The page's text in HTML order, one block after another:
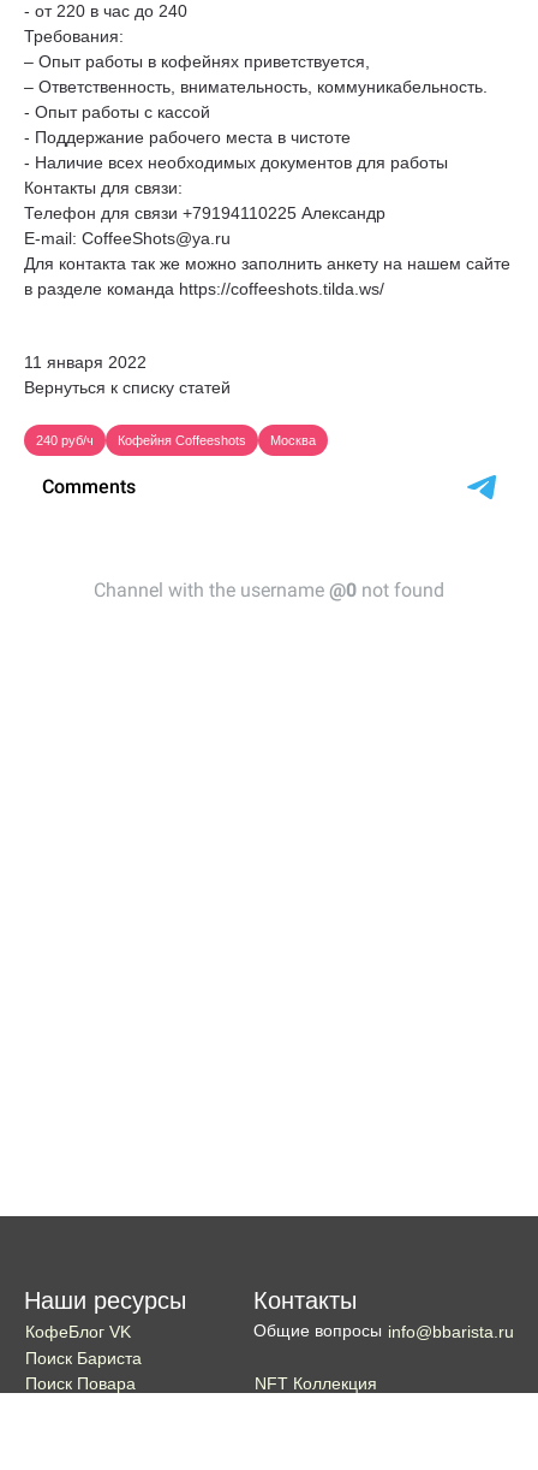
- от 220 в час до 240
Требования:
– Опыт работы в кофейнях приветствуется,
– Ответственность, внимательность, коммуникабельность.
- Опыт работы с кассой
- Поддержание рабочего места в чистоте
- Наличие всех необходимых документов для работы
Контакты для связи:
Телефон для связи +79194110225 Александр
E-mail: CoffeeShots@ya.ru
Для контакта так же можно заполнить анкету на нашем сайте
в разделе команда https://coffeeshots.tilda.ws/
11 января 2022
Вернуться к списку статей
240 руб/ч Кофейня Coffeeshots Москва
Наши ресурсы
КофеБлог VK
Поиск Бариста
Поиск Повара
Контакты
Общие вопросы info@bbarista.ru
NFT Коллекция